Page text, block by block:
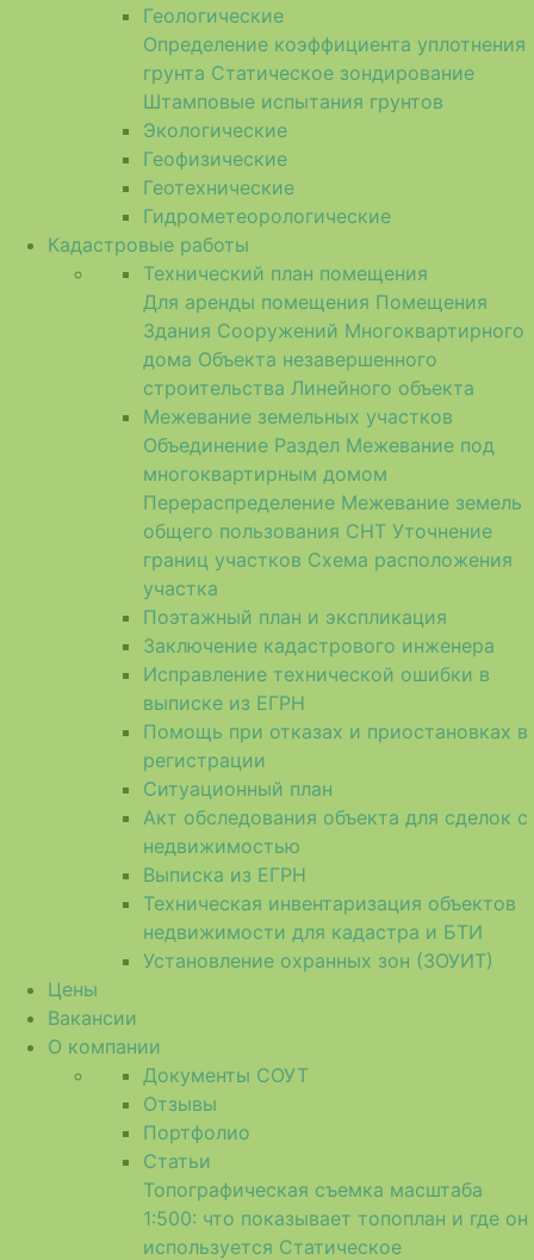
Геологические
Определение коэффициента уплотнения
грунта Статическое зондирование
Штамповые испытания грунтов
Экологические
Геофизические
Геотехнические
Гидрометеорологические
Кадастровые работы
Технический план помещения
Для аренды помещения Помещения
Здания Сооружений Многоквартирного
дома Объекта незавершенного
строительства Линейного объекта
Межевание земельных участков
Объединение Раздел Межевание под
многоквартирным домом
Перераспределение Межевание земель
общего пользования СНТ Уточнение
границ участков Схема расположения
участка
Поэтажный план и экспликация
Заключение кадастрового инженера
Исправление технической ошибки в
выписке из ЕГРН
Помощь при отказах и приостановках в
регистрации
Ситуационный план
Акт обследования объекта для сделок с
недвижимостью
Выписка из ЕГРН
Техническая инвентаризация объектов
недвижимости для кадастра и БТИ
Установление охранных зон (ЗОУИТ)
Цены
Вакансии
О компании
Документы СОУТ
Отзывы
Портфолио
Статьи
Топографическая съемка масштаба
1:500: что показывает топоплан и где он
используется Статическое